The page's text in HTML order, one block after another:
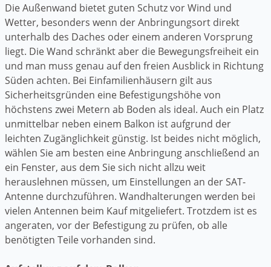
Die Außenwand bietet guten Schutz vor Wind und
Wetter, besonders wenn der Anbringungsort direkt
unterhalb des Daches oder einem anderen Vorsprung
liegt. Die Wand schränkt aber die Bewegungsfreiheit ein
und man muss genau auf den freien Ausblick in Richtung
Süden achten. Bei Einfamilienhäusern gilt aus
Sicherheitsgründen eine Befestigungshöhe von
höchstens zwei Metern ab Boden als ideal. Auch ein Platz
unmittelbar neben einem Balkon ist aufgrund der
leichten Zugänglichkeit günstig. Ist beides nicht möglich,
wählen Sie am besten eine Anbringung anschließend an
ein Fenster, aus dem Sie sich nicht allzu weit
herauslehnen müssen, um Einstellungen an der SAT-
Antenne durchzuführen. Wandhalterungen werden bei
vielen Antennen beim Kauf mitgeliefert. Trotzdem ist es
angeraten, vor der Befestigung zu prüfen, ob alle
benötigten Teile vorhanden sind.